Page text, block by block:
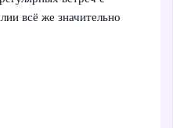
всё же значительно